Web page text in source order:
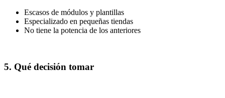
Escasos de módulos y plantillas
Especializado en pequeñas tiendas
No tiene la potencia de los anteriores
5. Qué decisión tomar